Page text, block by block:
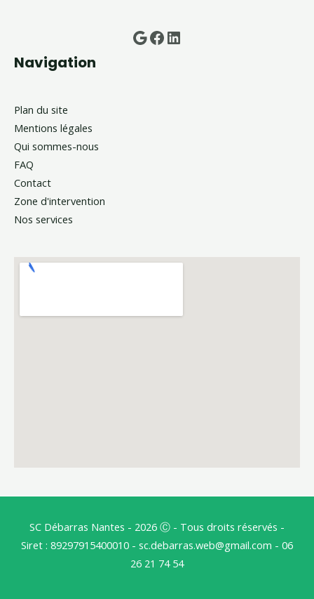
Google
Facebook
LinkedIn
Navigation
Plan du site
Mentions légales
Qui sommes-nous
FAQ
Contact
Zone d'intervention
Nos services
SC Débarras Nantes - 2026 Ⓒ - Tous droits réservés -
Siret : 89297915400010 - sc.debarras.web@gmail.com - 06
26 21 74 54